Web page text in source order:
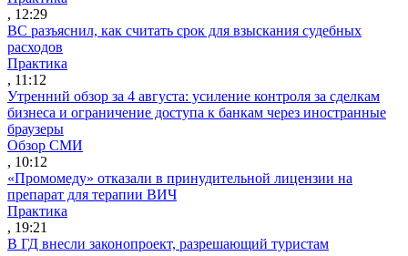
, 12:29
ВС разъяснил, как считать срок для взыскания судебных
расходов
Практика
, 11:12
Утренний обзор за 4 августа: усиление контроля за сделкам
бизнеса и ограничение доступа к банкам через иностранные
браузеры
Обзор СМИ
, 10:12
«Промомеду» отказали в принудительной лицензии на
препарат для терапии ВИЧ
Практика
, 19:21
В ГД внесли законопроект, разрешающий туристам